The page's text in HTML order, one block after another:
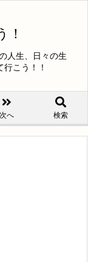
！
人生、日々の生
こう！！
次へ 検索